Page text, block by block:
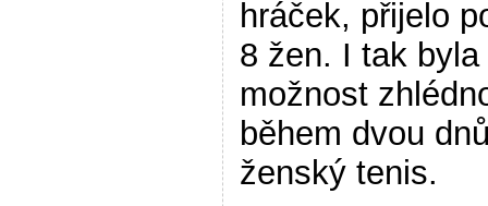
hráček, přijelo
8 žen. I tak byla
možnost
během dvou
ženský tenis.